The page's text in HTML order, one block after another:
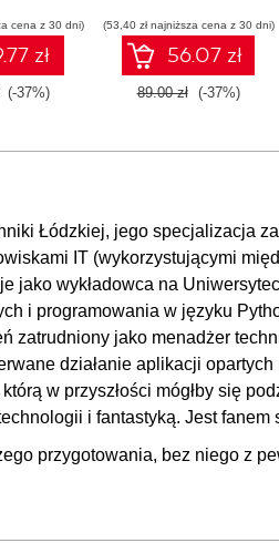
SQL
cena z 30 dni)
zł
(-37%)
(53,40 zł najniższa cena z 30 dni)
56.07 zł
89.00 zł (-37%)
Łódzkiej, jego specjalizacja
IT (wykorzystującymi
jako wykładowca na
i programowania w języku
zatrudniony jako menadżer
działanie aplikacji
w przyszłości mógłby się
i fantastyką. Jest fanem
przygotowania, bez niego z